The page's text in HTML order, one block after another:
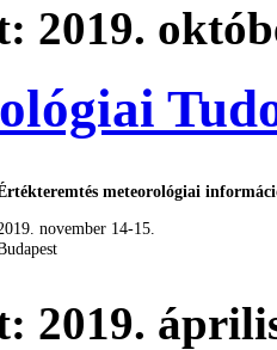
2019.
meteorológiai
november 14-15.
2019.